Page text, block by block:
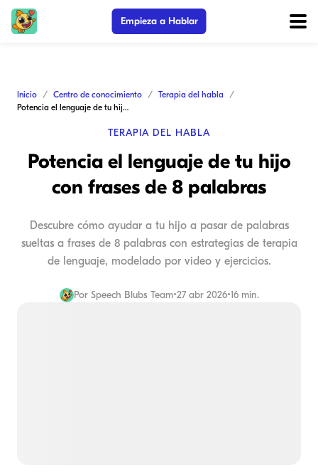
Empieza a Hablar
Inicio Centro de conocimiento
Terapia del habla
Potencia el lenguaje de tu hijo con frases de 8 palabras
TERAPIA DEL HABLA
Potencia el lenguaje de tu hijo
con frases de 8 palabras
Descubre cómo ayudar a tu hijo a pasar de palabras
sueltas a frases de 8 palabras con estrategias de terapia
de lenguaje, modelado por video y ejercicios.
Por Speech Blubs Team•27 abr 2026•16 min.